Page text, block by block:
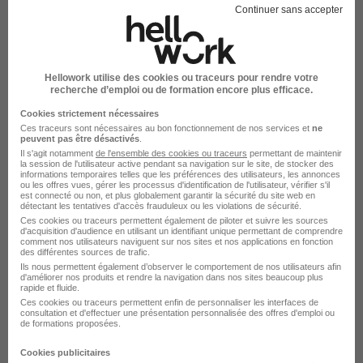
Alternance
Cette offre n’est plus disponible depuis le 13/04/26
Alternant Technicien de Maintenance
Poste Fixe H/F
Jungheinrich France
Lagny-sur-Marne - 77 Alternance Temps partiel
Cette offre n’est plus disponible depuis le 13/04/26
Continuer sans accepter
Hellowork utilise des cookies ou traceurs pour rendre votre
recherche d’emploi ou de formation encore plus efficace.
Cookies strictement nécessaires
Ces traceurs sont nécessaires au bon fonctionnement de nos services et ne
peuvent pas être désactivés
Il s'agit notamment de l'ensemble des cookies ou traceurs permettant de maintenir
la session de l'utilisateur active pendant sa navigation sur le site, de stocker des
informations temporaires telles que les préférences des utilisateurs, les annonces
ou les offres vues, gérer les processus d'identification de l'utilisateur, vérifier s'il
est connecté ou non, et plus globalement garantir la sécurité du site web en
détectant les tentatives d'accès frauduleux ou les violations de sécurité.
Ces cookies ou traceurs permettent également de piloter et suivre les sources
d'acquisition d'audience en utilisant un identifiant unique permettant de comprendre
comment nos utilisateurs naviguent sur nos sites et nos applications en fonction
des différentes sources de trafic.
Ils nous permettent également d’observer le comportement de nos utilisateurs afin
d'améliorer nos produits et rendre la navigation dans nos sites beaucoup plus
rapide et fluide.
Ces cookies ou traceurs permettent enfin de personnaliser les interfaces de
consultation et d'effectuer une présentation personnalisée des offres d'emploi ou
de formations proposées.
Cookies publicitaires